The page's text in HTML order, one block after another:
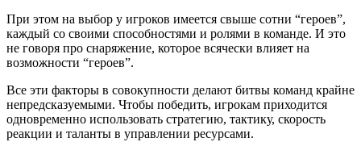
При этом на выбор у игроков имеется свыше сотни “героев”,
каждый со своими способностями и ролями в команде. И это
не говоря про снаряжение, которое всячески влияет на
возможности “героев”.
Все эти факторы в совокупности делают битвы команд крайне
непредсказуемыми. Чтобы победить, игрокам приходится
одновременно использовать стратегию, тактику, скорость
реакции и таланты в управлении ресурсами.